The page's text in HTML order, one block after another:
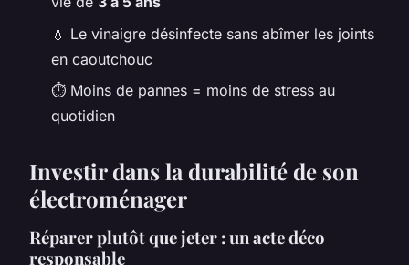
💧 Le vinaigre désinfecte sans abîmer les joints
en caoutchouc
⏱️ Moins de pannes = moins de stress au
quotidien
Investir dans la durabilité de son
électroménager
Réparer plutôt que jeter : un acte déco
responsable